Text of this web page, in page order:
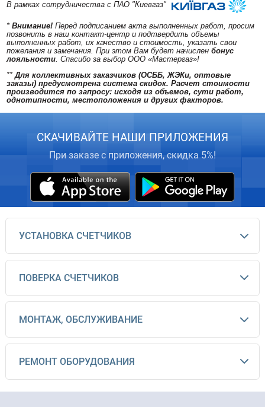
В рамках сотрудничества с ПАО "Киевгаз"
* Внимание!Перед подписанием акта выполненных работ, просим
позвонить в наш контакт-центр и подтвердить объемы
выполненных работ, их качество и стоимость, указать свои
пожелания и замечания. При этом Вам будет начислен бонус
лояльности. Спасибо за выбор ООО «Мастергаз»!
**Для коллективных заказчиков (ОСББ, ЖЭКи, оптовые
заказы) предусмотрена система скидок. Расчет стоимости
производится по запросу: исходя из объемов, сути работ,
однотипности, местоположения и других факторов.
СКАЧИВАЙТЕ НАШИ ПРИЛОЖЕНИЯ
При заказе с приложения, скидка 5%!
УСТАНОВКА СЧЕТЧИКОВ
ПОВЕРКА СЧЕТЧИКОВ
МОНТАЖ, ОБСЛУЖИВАНИЕ
РЕМОНТ ОБОРУДОВАНИЯ